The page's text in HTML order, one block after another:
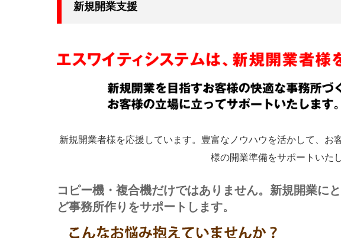
新規開業支援
新規開業者様を応援しています。豊富なノウハウを活かして、お
様の開業準備をサポートいた
コピー機・複合機だけではありません。新規開業に
ど事務所作りをサポートします。